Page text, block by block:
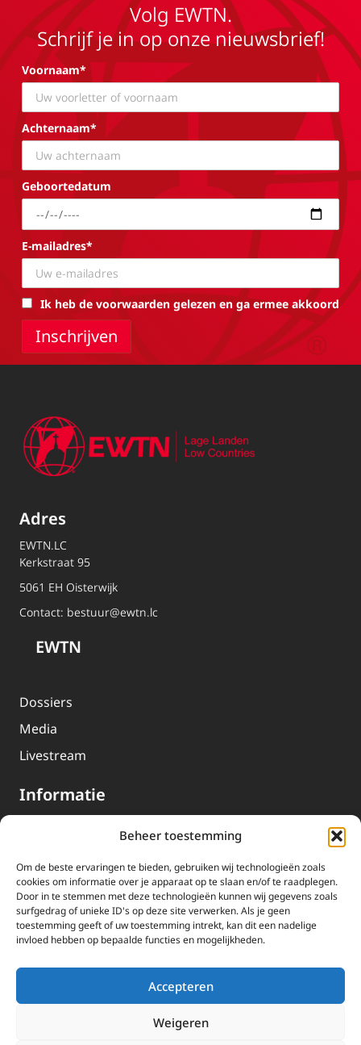
Beheer toestemming
Om de beste ervaringen te bieden, gebruiken wij technologieën zoals
cookies om informatie over je apparaat op te slaan en/of te raadplegen.
Door in te stemmen met deze technologieën kunnen wij gegevens zoals
surfgedrag of unieke ID's op deze site verwerken. Als je geen
toestemming geeft of uw toestemming intrekt, kan dit een nadelige
invloed hebben op bepaalde functies en mogelijkheden.
Accepteren
Weigeren
Volg EWTN.
Schrijf je in op onze nieuwsbrief!
Voornaam*
Achternaam*
Geboortedatum
E-mailadres*
Ik heb de voorwaarden gelezen en ga ermee akkoord
Adres
EWTN.LC
Kerkstraat 95
5061 EH Oisterwijk
Contact: bestuur@ewtn.lc
EWTN
Dossiers
Media
Livestream
Informatie
Over EWTN
Geschiedenis
EWTN-Team
Organisatiegegevens
EWTN wordt uitsluitend gefinancierd door uw donaties.
Wij ontvangen bewust geen advertentie-inkomsten of